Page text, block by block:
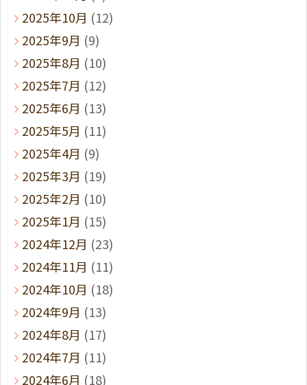
2025年10月 (12)
2025年9月 (9)
2025年8月 (10)
2025年7月 (12)
2025年6月 (13)
2025年5月 (11)
2025年4月 (9)
2025年3月 (19)
2025年2月 (10)
2025年1月 (15)
2024年12月 (23)
2024年11月 (11)
2024年10月 (18)
2024年9月 (13)
2024年8月 (17)
2024年7月 (11)
2024年6月 (18)